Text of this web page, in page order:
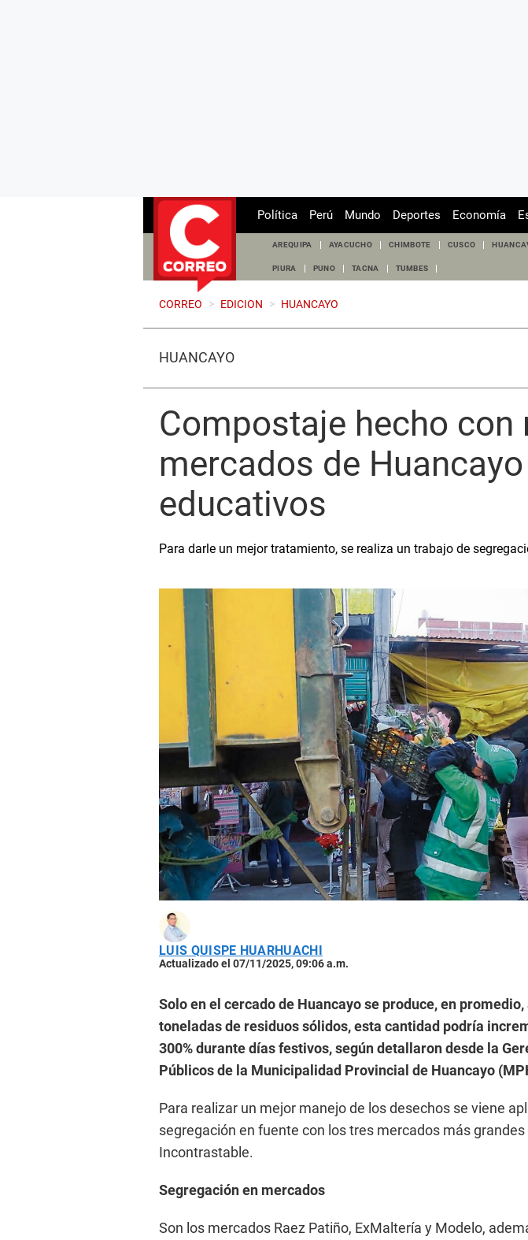
Política Perú Mundo Deportes Economía
AREQUIPA AYACUCHO CHIMBOTE CUSCO
PIURA PUNO TACNA TUMBES
CORREO > EDICION > HUANCAYO
HUANCAYO
Compostaje hecho
mercados de
educativos
Para darle un mejor tratamiento, se realiza un trabajo de
LUIS QUISPE HUARHUACHI
Actualizado el 07/11/2025, 09:06 a.m.
Solo en el cercado de Huancayo se produce, en
toneladas de residuos sólidos, esta cantidad podría
300% durante días festivos, según detallaron desde la
Públicos de la Municipalidad Provincial de Huancayo
Para realizar un mejor manejo de los desechos se viene
segregación en fuente con los tres mercados más grandes
Incontrastable.
Segregación en mercados
Son los mercados Raez Patiño, ExMaltería y Modelo,